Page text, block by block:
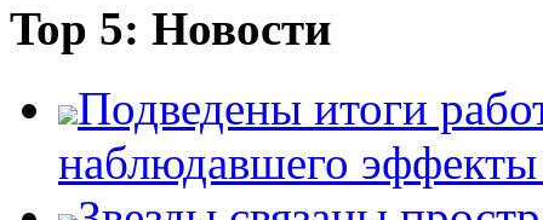
Top 5: Новости
Подведены итоги
наблюдавшего